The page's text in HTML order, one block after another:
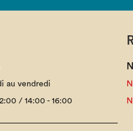
au vendredi
/ 14:00 - 16:00